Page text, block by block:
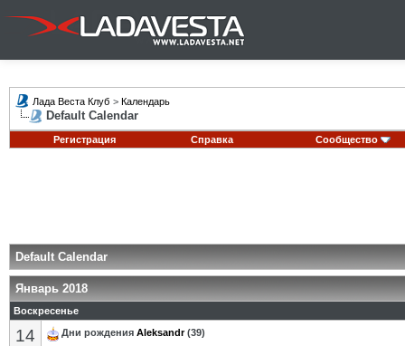
Лада Веста Клуб > Календарь
Default Calendar
Регистрация Справка Сообщество
Default Calendar
Январь 2018
Воскресенье
14 Дни рождения Aleksandr(39)